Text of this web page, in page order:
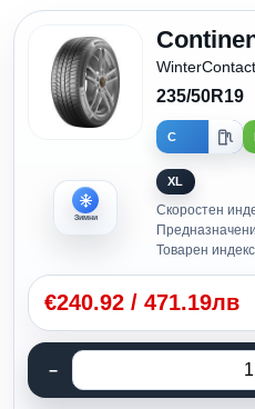
Зимни
235/50R19
C
XL
Скоростен
Товарен
€240.92 / 471.19лв